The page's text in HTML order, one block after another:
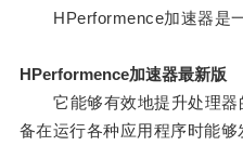
HPerformence加速器是一
HPerformence加速器最新版
它能够有效地提升处理器
备在运行各种应用程序时能够